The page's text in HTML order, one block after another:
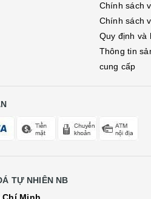
Chính sách
Chính sách
Quy định và
Thông tin
cung cấp
TỰ NHIÊN NB